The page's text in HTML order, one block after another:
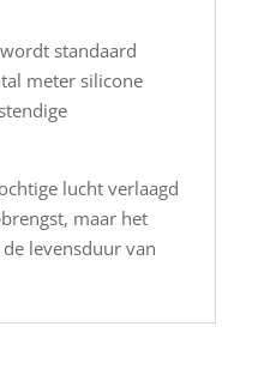
standaard
meter silicone
lucht verlaagd
maar het
levensduur van